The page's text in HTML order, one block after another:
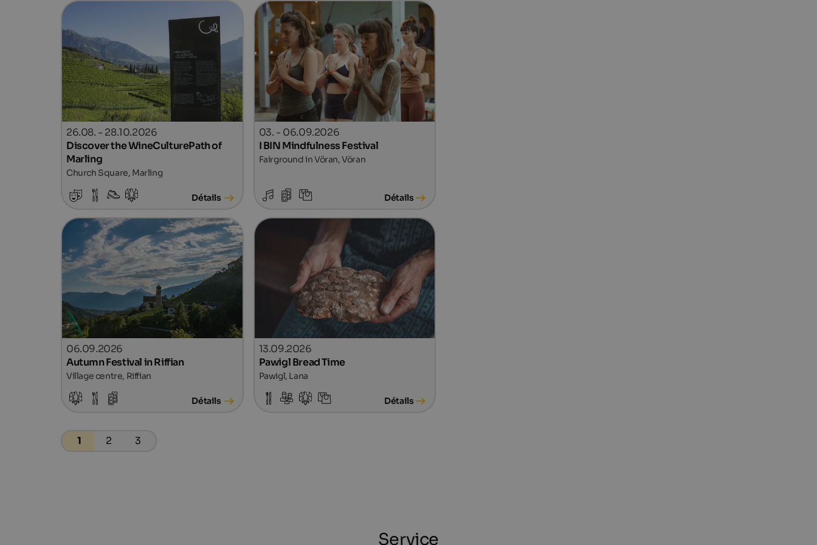
26.08. - 28.10.2026
Discover the WineCulturePath of
Marling
Church Square, Marling
Détails
03. - 06.09.2026
I BIN Mindfulness Festival
Fairground in Vöran, Vöran
Détails
06.09.2026
Autumn Festival in Riffian
Village centre, Riffian
Détails
13.09.2026
Pawigl Bread Time
Pawigl, Lana
Détails
1 2 3
Service